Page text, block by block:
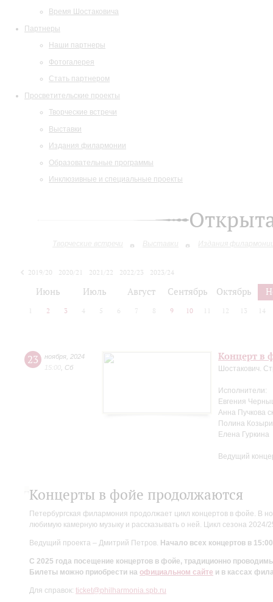
Время Шостаковича
Партнеры
Наши партнеры
Фотогалерея
Стать партнером
Просветительские проекты
Творческие встречи
Выставки
Издания филармонии
Образовательные программы
Инклюзивные и специальные проекты
Творческие встречи Выставки Издания
2019/20 2020/21 2021/22 2022/23
2023/24
Июнь Июль Август Сентябрь Октябрь
2 3 4 5 6 7 8 9 10 12 13 14
23 ноября 2024
15:00 Сб
Концерт в
Шостакович.
Исполнители:
Евгения
Анна Пучкова
Полина
Елена Гуркина
Ведущий
Концерты в фойе продолжаются
Петербургская филармония продолжает цикл концертов в фойе. В
любимую камерную музыку и рассказывать о ней. Цикл сезона
Ведущий проекта – Дмитрий Петров. Начало всех концертов в
С 2025 года посещение концертов в фойе, традиционно
Билеты можно приобрести на официальном сайте и в кассах
Для справок: ticket@philharmonia.spb.ru